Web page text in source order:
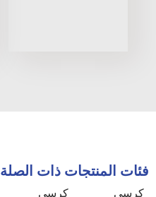
فئات المنتجات ذات الصلة
كرسي
كرسي